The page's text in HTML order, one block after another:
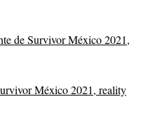
de Survivor México 2021,
México 2021, reality